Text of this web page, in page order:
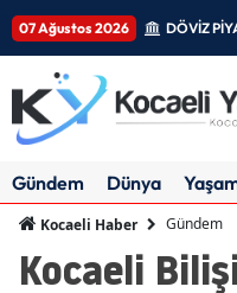
07 Ağustos 2026 DÖVİZ
Gündem Dünya
Kocaeli Haber Gündem
Kocaeli